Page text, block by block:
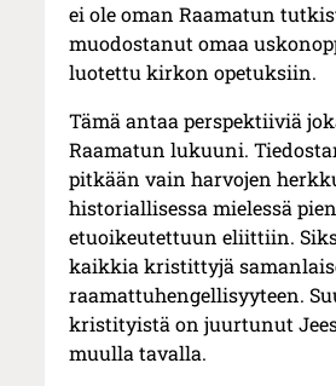
ei ole oman Raamatun
muodostanut omaa
luotettu kirkon opetuksiin.
Tämä antaa perspektiiviä
Raamatun lukuuni.
pitkään vain harvojen
historiallisessa mielessä
etuoikeutettuun eliittiin.
kaikkia kristittyjä
raamattuhengellisyyteen.
kristityistä on juurtunut
muulla tavalla.